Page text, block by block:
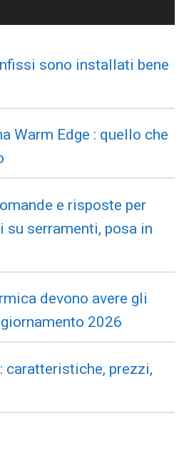
sono installati bene
Warm Edge : quello che
e risposte per
su serramenti, posa in
devono avere gli
2026
caratteristiche, prezzi,